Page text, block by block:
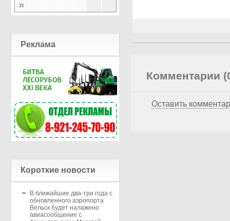
31
Реклама
Короткие новости
В ближайшие два-три года с
обновленного аэропорта
Вельск будет налажено
авиасообщение с
Комментарии
Оставить